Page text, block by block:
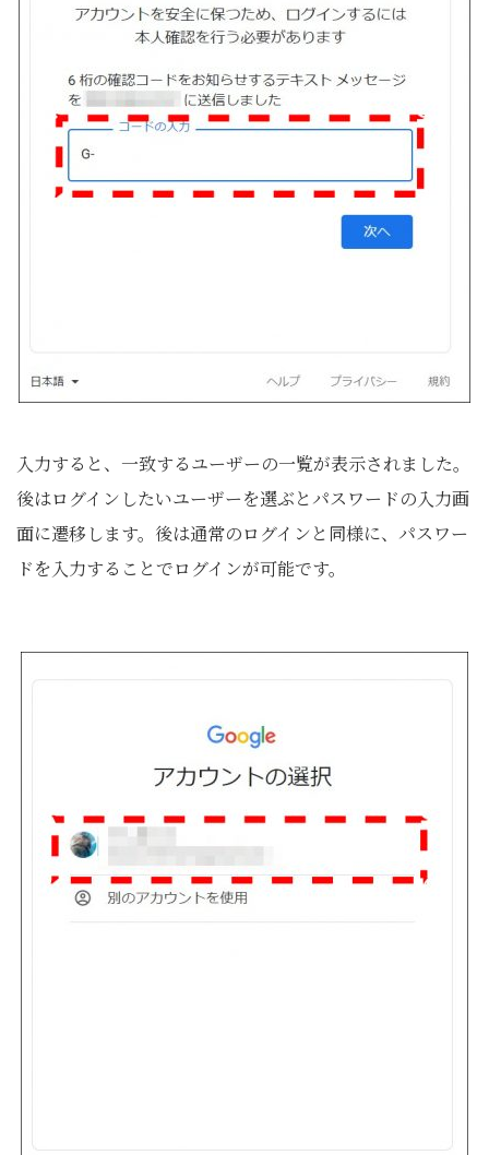
入力すると、一致するユーザーの一覧が表示されました。
後はログインしたいユーザーを選ぶとパスワードの入力画
面に遷移します。後は通常のログインと同様に、パスワー
ドを入力することでログインが可能です。